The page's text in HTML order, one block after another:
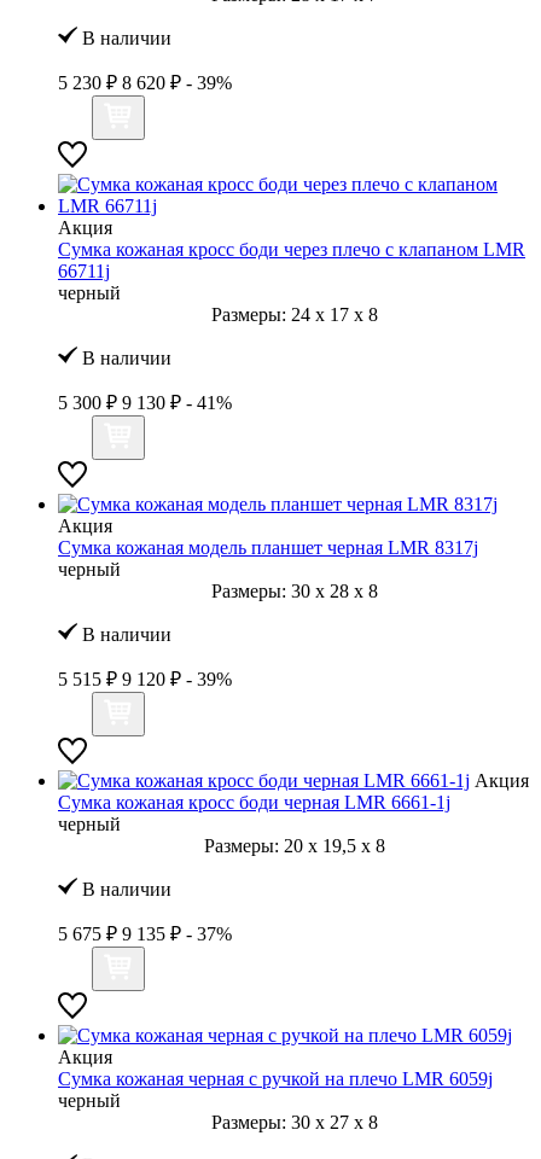
В наличии
5 230 ₽ 8 620 ₽ - 39%
Акция
Сумка кожаная кросс боди через плечо с клапаном LMR
66711j
черный
Размеры: 24 x 17 x 8
В наличии
5 300 ₽ 9 130 ₽ - 41%
Акция
Сумка кожаная модель планшет черная LMR 8317j
черный
Размеры: 30 x 28 x 8
В наличии
5 515 ₽ 9 120 ₽ - 39%
Акция
Сумка кожаная кросс боди черная LMR 6661-1j
черный
Размеры: 20 x 19,5 x 8
В наличии
5 675 ₽ 9 135 ₽ - 37%
Акция
Сумка кожаная черная с ручкой на плечо LMR 6059j
черный
Размеры: 30 x 27 x 8